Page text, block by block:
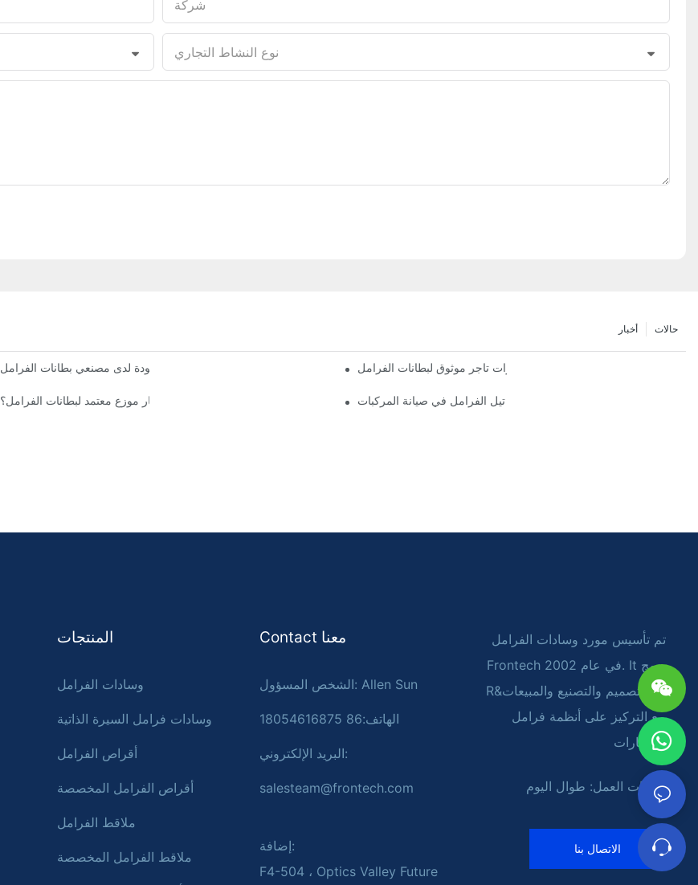
شركة
نوع النشاط التجاري
حالات أخبار
فهم معايير الجودة لدى مصنعي بطانات الفرامل أهم مميزات تاجر موثوق لبطانات الفرامل
لماذا يجب عليك اختيار موزع معتمد لبطانات الفرامل؟ دور تجار تيل الفرامل في صيانة المركبات
المنتجات
وسادات الفرامل
وسادات فرامل السيرة الذاتية
أقراص الفرامل
أقراص الفرامل المخصصة
ملاقط الفرامل
ملاقط الفرامل المخصصة
Contact معنا
الشخص المسؤول: Allen Sun
الهاتف:86 18054616875
البريد الإلكتروني:
salesteam@frontech.com
إضافة:
F4-504 ، Optics Valley Future
تم تأسيس مورد وسادات الفرامل
Frontech في عام 2002. It يدمج
R&د ـ التصميم والتصنيع والمبيعات
مع التركيز على أنظمة فرامل
السيارات
ساعات العمل: طوال اليوم
الاتصال بنا